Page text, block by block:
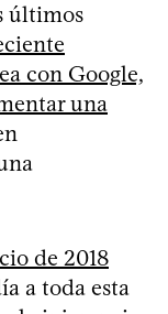
últimos
con Google,
una
de 2018
a toda esta